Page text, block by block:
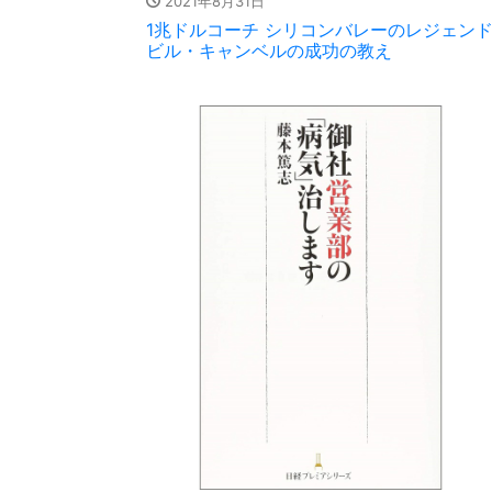
1兆ドルコーチ シリコンバレーのレジェンド
ビル・キャンベルの成功の教え